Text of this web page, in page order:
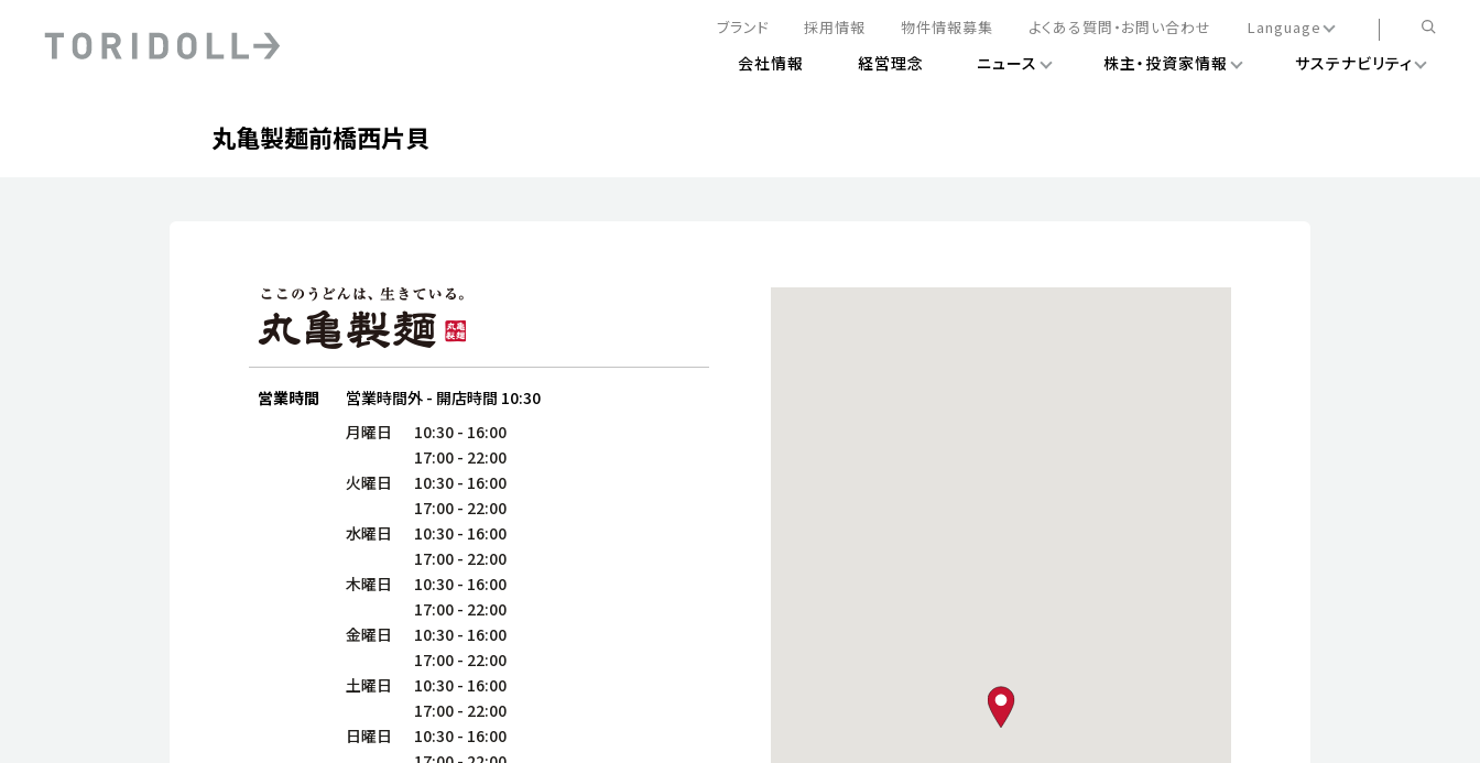
PRニュース
中長期経営計画
粟田社長が語るトリドールDX
DXビジョン2028
株式取扱規則
ライブラリ
ステークホルダーとの
コミュニケーション
エネルギー使用量の削減
人と社会とともに
リスク情報
ブランド 採用情報 物件情報募集 よくある質問・お問い合わせ
Language
日本語
会社情報 経営理念 ニュース 株主・投資家情報 サステナビリティ
丸亀製麺前橋西片貝
営業時間 営業時間外 - 開店時間 10:30
月曜日 10:30 - 16:00
17:00 - 22:00
火曜日
10:30 - 16:00
17:00 - 22:00
水曜日
10:30 - 16:00
17:00 - 22:00
木曜日
10:30 - 16:00
17:00 - 22:00
金曜日
10:30 - 16:00
17:00 - 22:00
土曜日
10:30 - 16:00
17:00 - 22:00
日曜日
10:30 - 16:00
map pin